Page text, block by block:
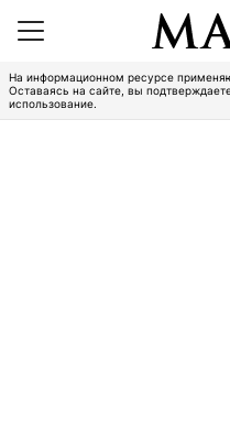
На информационном ресурсе
Оставаясь на сайте, вы
использование.